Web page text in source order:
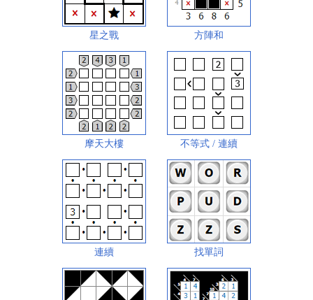
星之戰 方陣和
摩天大樓 不等式 / 連續
連續 找單詞